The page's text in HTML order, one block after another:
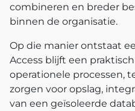
combineren en breder
binnen de organisatie.
Op die manier ontstaat
Access blijft een
operationele processen,
zorgen voor opslag,
van een geïsoleerde